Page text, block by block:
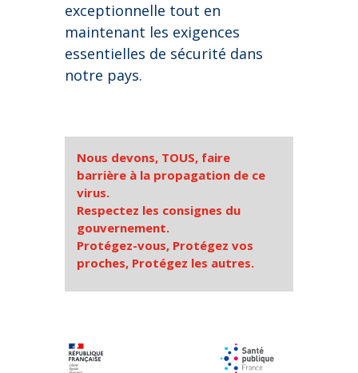
exceptionnelle tout en
maintenant les exigences
essentielles de sécurité dans
notre pays.
Nous devons, TOUS, faire
barrière à la propagation de ce
virus.
Respectez les consignes du
gouvernement.
Protégez-vous, Protégez vos
proches, Protégez les autres.